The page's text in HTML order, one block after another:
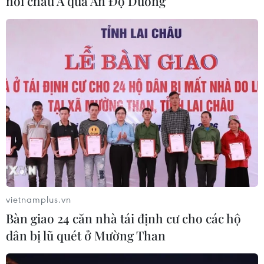
phản ánh phát hiện một
con vật nghi là cá sấu tại
khu vực suối Cây Xanh,
NGHE
Eo biển Hormuz và khẳng
định sẽ không chủ động
phán hòa bình với phía
Mỹ.
NGHE
Thủ tướng Israel đến
Bệnh viện Đức Giang
vietnamplus.vn
Bàn giao 24 căn nhà tái định cư cho các hộ
dân bị lũ quét ở Mường Than